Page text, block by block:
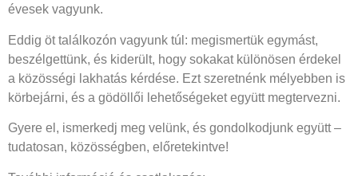
évesek vagyunk.
Eddig öt találkozón vagyunk túl: megismertük egymást,
beszélgettünk, és kiderült, hogy sokakat különösen érdekel
a közösségi lakhatás kérdése. Ezt szeretnénk mélyebben is
körbejárni, és a gödöllői lehetőségeket együtt megtervezni.
Gyere el, ismerkedj meg velünk, és gondolkodjunk együtt –
tudatosan, közösségben, előretekintve!